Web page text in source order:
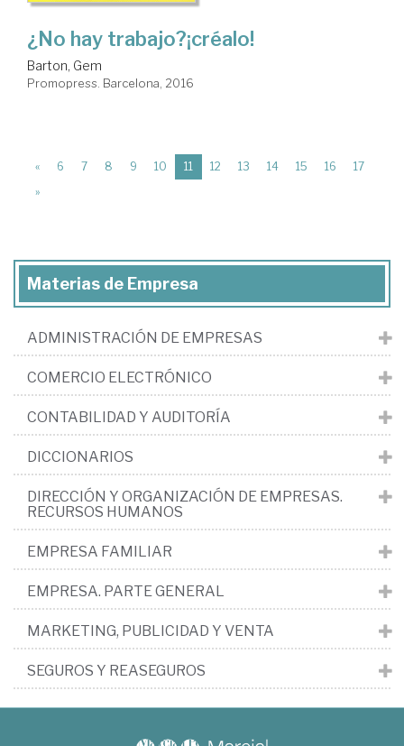
¿No hay trabajo?¡créalo!
Barton, Gem
Promopress. Barcelona, 2016
« 6 7 8 9 10 11 (current)
12 13 14 15 16
17
»
Materias de Empresa
ADMINISTRACIÓN DE EMPRESAS
COMERCIO ELECTRÓNICO
CONTABILIDAD Y AUDITORÍA
DICCIONARIOS
DIRECCIÓN Y ORGANIZACIÓN DE EMPRESAS.
RECURSOS HUMANOS
EMPRESA FAMILIAR
EMPRESA. PARTE GENERAL
MARKETING, PUBLICIDAD Y VENTA
SEGUROS Y REASEGUROS